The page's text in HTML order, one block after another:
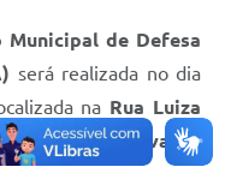
Municipal de Defesa
será realizada no dia
na Rua Luiza
Cavalari